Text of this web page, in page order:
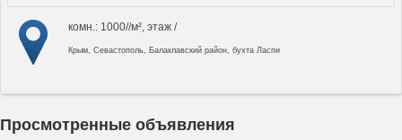
комн.: 1000//м², этаж /
Крым, Севастополь, Балаклавский район, бухта Ласпи
Просмотренные объявления